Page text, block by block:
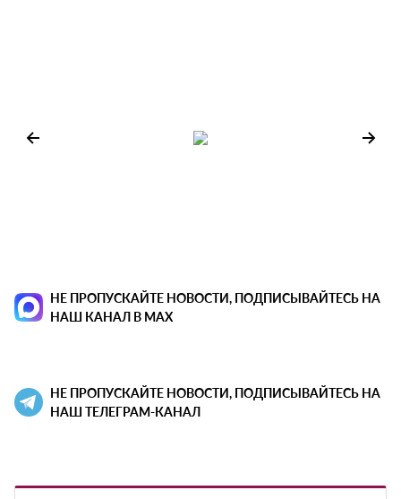
НЕ ПРОПУСКАЙТЕ НОВОСТИ, ПОДПИСЫВАЙТЕСЬ НА
НАШ КАНАЛ В MAX
НЕ ПРОПУСКАЙТЕ НОВОСТИ, ПОДПИСЫВАЙТЕСЬ НА
НАШ ТЕЛЕГРАМ-КАНАЛ